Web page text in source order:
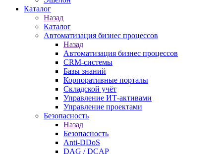
Каталог
Назад
Каталог
Автоматизация бизнес процессов
Назад
Автоматизация бизнес процессов
CRM-системы
Базы знаний
Корпоративные порталы
Складской учёт
Управление ИТ-активами
Управление проектами
Безопасность
Назад
Безопасность
Anti-DDoS
DAG / DCAP